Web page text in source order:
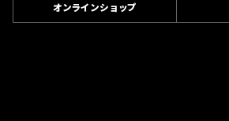
オンラインショップ